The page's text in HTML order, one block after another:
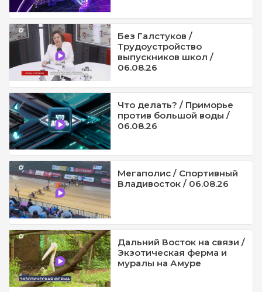
Без Галстуков /
Трудоустройство
выпускников школ /
06.08.26
Что делать? / Приморье
против большой воды /
06.08.26
Мегаполис / Спортивный
Владивосток / 06.08.26
Дальний Восток на связи /
Экзотическая ферма и
муралы на Амуре